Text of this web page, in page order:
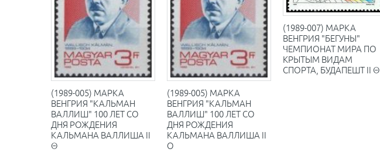
(1989-005) МАРКА
ВЕНГРИЯ "КАЛЬМАН
ВАЛЛИШ" 100 ЛЕТ СО
ДНЯ РОЖДЕНИЯ
КАЛЬМАНА ВАЛЛИША II
Θ
(1989-005) МАРКА
ВЕНГРИЯ "КАЛЬМАН
ВАЛЛИШ" 100 ЛЕТ СО
ДНЯ РОЖДЕНИЯ
КАЛЬМАНА ВАЛЛИША II
O
(1989-007) МАРКА
ВЕНГРИЯ "БЕГУНЫ"
ЧЕМПИОНАТ МИРА ПО
КРЫТЫМ ВИДАМ
СПОРТА, БУДАПЕШТ II Θ